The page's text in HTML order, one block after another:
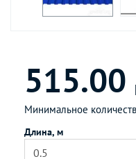
515.00
Минимальное
Длина, м